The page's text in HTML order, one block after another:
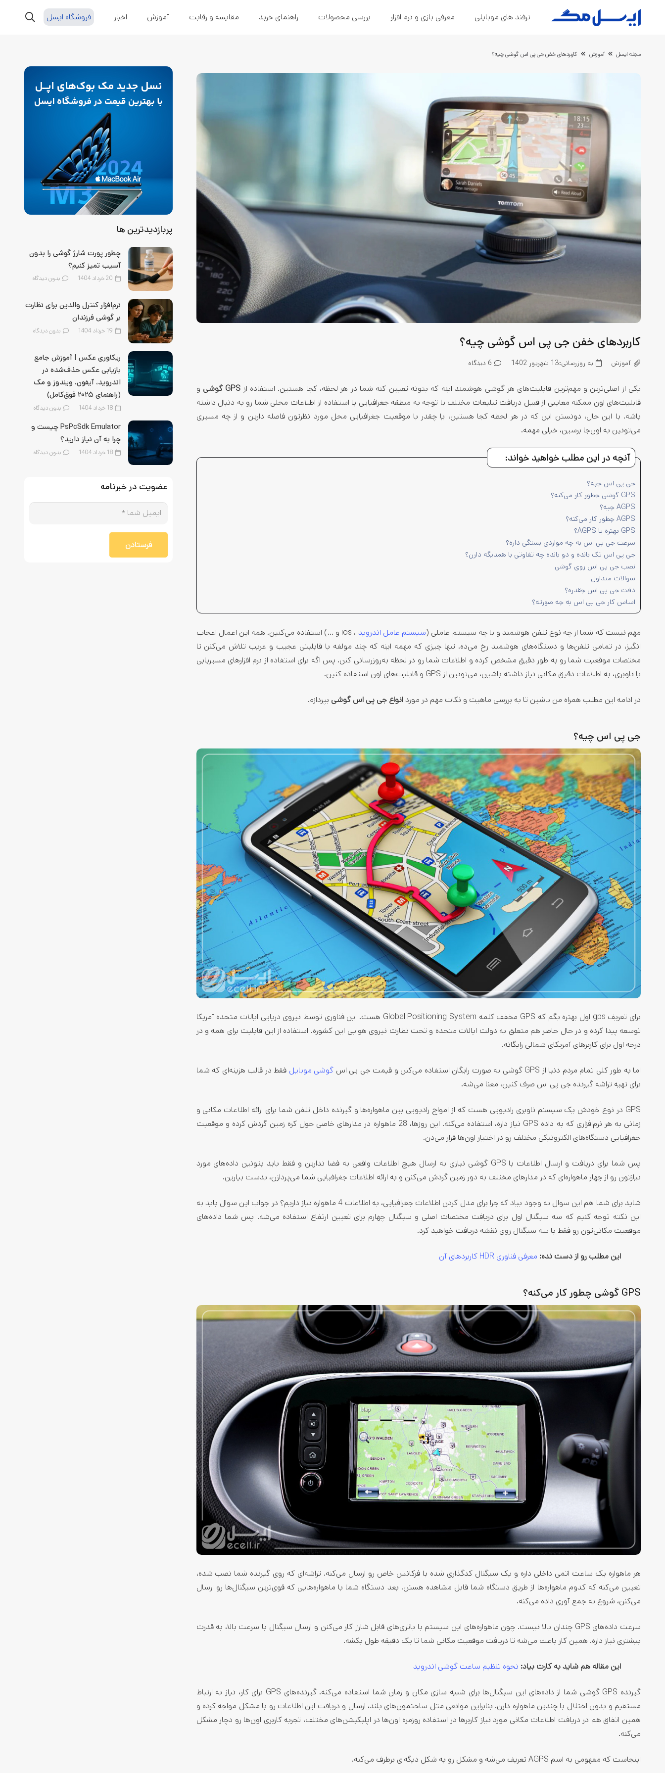
ترفند های موبایلی معرفی بازی و نرم افزار بررسی محصولات راهنمای خرید مقایسه و رقابت آموزش اخبار فروشگاه ایسل
مجله ایسل آموزش کاربردهای خفن جی پی اس گوشی چیه؟
کاربردهای خفن جی پی اس گوشی چیه؟
آموزش به روزرسانی:13 شهریور 1402 6 دیدگاه
یکی از اصلی‌ترین و مهم‌ترین قابلیت‌های هر گوشی هوشمند اینه که بتونه تعیین کنه شما در هر لحظه، کجا هستین. استفاده از GPS گوشی
و
قابلیت‌های اون ممکنه معایبی از قبیل دریافت تبلیغات مختلف با توجه به منطقه جغرافیایی یا استفاده از اطلاعات محلی شما رو به دنبال داشته
باشه. با این حال، دونستن این که در هر لحظه کجا هستین، یا چقدر با موقعیت جغرافیایی محل مورد نظرتون فاصله دارین و از چه مسیری
می‌تونین به اون‌جا برسین، خیلی مهمه.
آنچه در این مطلب خواهید خواند:
جی پی اس چیه؟
GPS گوشی چطور کار می‌کنه؟
AGPS چیه؟
AGPS چطور کار می‌کنه؟
GPS بهتره یا AGPS؟
سرعت جی پی اس به چه مواردی بستگی داره؟
جی پی اس تک بانده و دو بانده چه تفاوتی با همدیگه دارن؟
نصب جی پی اس روی گوشی
سوالات متداول
دقت جی پی اس چقدره؟
اساس کار جی پی اس به چه صورته؟
مهم نیست که شما از چه نوع تلفن هوشمند و با چه سیستم عاملی (سیستم عامل اندروید
، ios و …) استفاده می‌کنین. همه این اعمال اعجاب
انگیز، در تمامی تلفن‌ها و دستگاه‌های هوشمند رخ می‌ده. تنها چیزی که مهمه اینه که چند مولفه با قابلیتی عجیب و غریب تلاش می‌کنن تا
مختصات موقعیت شما رو به طور دقیق مشخص کرده و اطلاعات شما رو در لحظه به‌روزرسانی کنن. پس اگه برای استفاده از نرم افزارهای مسیریابی
یا ناوبری، به اطلاعات دقیق مکانی نیاز داشته باشین، می‌تونین از GPS و قابلیت‌های اون استفاده کنین.
در ادامه این مطلب همراه من باشین تا به بررسی ماهیت و نکات مهم در موردانواع جی پی اس گوشی بپردازم.
جی پی اس چیه؟
برای تعریف gps اول بهتره بگم که GPS مخفف کلمه Global Positioning System هست. این فناوری توسط نیروی دریایی ایالات متحده آمریکا
توسعه پیدا کرده و در حال حاضر هم متعلق به دولت ایالات متحده و تحت نظارت نیروی هوایی این کشوره. استفاده از این قابلیت برای همه و در
درجه اول برای کاربرهای آمریکای شمالی رایگانه.
اما به طور کلی تمام مردم دنیا از GPS گوشی به صورت رایگان استفاده می‌کنن و قیمت جی پی اس گوشی موبایل فقط در قالب هزینه‌ای که شما
برای تهیه تراشه گیرنده جی پی اس صرف کنین، معنا می‌شه.
GPS در نوع خودش یک سیستم ناوبری رادیویی هست که از امواج رادیویی بین ماهواره‌ها و گیرنده داخل تلفن شما برای ارائه اطلاعات مکانی و
زمانی به هر نرم‌افزاری که به داده GPS نیاز داره، استفاده می‌کنه. این روزها، 28 ماهواره در مدارهای خاصی حول کره زمین گردش کرده و موقعیت
جغرافیایی دستگاه‌های الکترونیکی مختلف رو در اختیار اون‌ها قرار می‌دن.
پس شما برای دریافت و ارسال اطلاعات با GPS گوشی نیازی به ارسال هیچ اطلاعات واقعی به فضا ندارین و فقط باید بتونین داده‌های مورد
نیازتون رو از چهار ماهواره‌ای که در مدارهای مختلف به دور زمین گردش می‌کنن و به ارائه اطلاعات جغرافیایی شما می‌پردازن، بدست بیارین.
شاید برای شما هم این سوال به وجود بیاد که چرا برای مدل کردن اطلاعات جغرافیایی، به اطلاعات 4 ماهواره نیاز داریم؟ در جواب این سوال باید به
این نکته توجه کنیم که سه سیگنال اول برای دریافت مختصات اصلی و سیگنال چهارم برای تعیین ارتفاع استفاده می‌شه. پس شما داده‌های
موقعیت مکانی‌تون رو فقط با سه سیگنال روی نقشه دریافت خواهید کرد.
این مطلب رو از دست نده: معرفی فناوری HDR کاربرد‌های آن
GPS گوشی چطور کار می‌کنه؟
هر ماهواره یک ساعت اتمی داخلی داره و یک سیگنال کدگذاری شده با فرکانس خاص رو ارسال می‌کنه. تراشه‌ای که روی گیرنده شما نصب شده،
تعیین می‌کنه که کدوم ماهواره‌ها از طریق دستگاه شما قابل مشاهده هستن. بعد دستگاه شما با ماهواره‌هایی که قوی‌ترین سیگنال‌ها رو ارسال
می‌کنن، شروع به جمع آوری داده می‌کنه.
سرعت داده‌های GPS چندان بالا نیست. چون ماهواره‌های این سیستم با باتری‌های قابل شارژ کار می‌کنن و ارسال سیگنال با سرعت بالا، به قدرت
بیشتری نیاز داره. همین کار باعث می‌شه تا دریافت موقعیت مکانی شما تا یک دقیقه طول بکشه.
این مقاله هم شاید به کارت بیاد: نحوه تنظیم ساعت گوشی اندروید
گیرنده GPS گوشی شما از داده‌های این سیگنال‌ها برای شبیه سازی مکان و زمان شما استفاده می‌کنه. گیرنده‌های GPS برای کار، نیاز به ارتباط
مستقیم و بدون اختلال با چندین ماهواره دارن. بنابراین موانعی مثل ساختمون‌های بلند، ارسال و دریافت این اطلاعات رو با مشکل مواجه کرده و
همین اتفاق هم در دریافت اطلاعات مکانی مورد نیاز کاربرها در استفاده روزمره اون‌ها در اپلیکیشن‌های مختلف، تجربه کاربری اون‌ها رو دچار مشکل
می‌کنه.
اینجاست که مفهومی به اسم AGPS تعریف می‌شه و مشکل رو به شکل دیگه‌ای برطرف می‌کنه.
پربازدیدترین ها
چطور پورت شارژ گوشی را بدون
آسیب تمیز کنیم؟
20 خرداد 1404 بدون دیدگاه
نرم‌افزار کنترل والدین برای نظارت
بر گوشی فرزندان
19 خرداد 1404 بدون دیدگاه
ریکاوری عکس | آموزش جامع
بازیابی عکس حذف‌شده در
اندروید، آیفون، ویندوز و مک
(راهنمای ۲۰۲۵ فوق‌کامل)
18 خرداد 1404 بدون دیدگاه
PsPcSdk Emulator چیست و
چرا به آن نیاز دارید؟
18 خرداد 1404 بدون دیدگاه
عضویت در خبرنامه
فرستادن